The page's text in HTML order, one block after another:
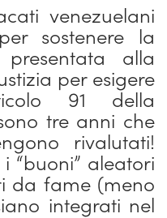
venezuelani
sostenere la
alla
per esigere
91 della
tre anni che
rivalutati!
“buoni” aleatori
da fame (meno
integrati nel